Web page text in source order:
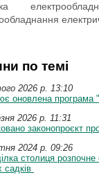
по темі
2026 p. 13:10
оновлена програма
2026 p. 11:31
законопроєкт
2024 p. 09:26
столиця
садків